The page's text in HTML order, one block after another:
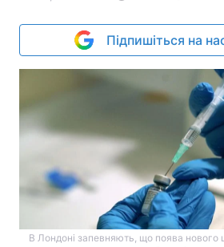
Підпишіться на
В Лондоні запевняють, що поява нового